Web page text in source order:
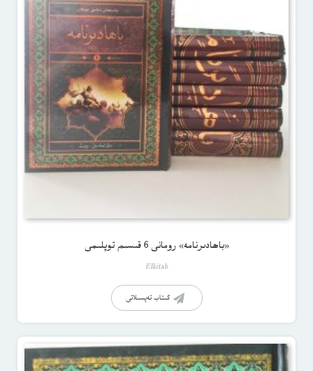
«باھادىرنامە» رومانى 6 قىسىم توپلىمى
Elkitab
كىتاب تەپسىلاتى